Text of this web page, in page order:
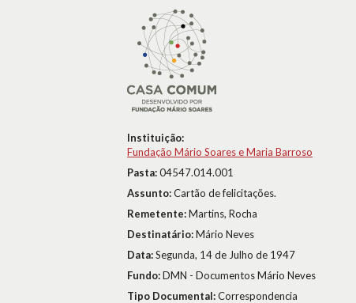
Instituição:
Fundação Mário Soares e Maria Barroso
Pasta:04547.014.001
Assunto:Cartão de felicitações.
Remetente:Martins, Rocha
Destinatário:Mário Neves
Data:Segunda, 14 de Julho de 1947
Fundo:DMN - Documentos Mário Neves
Tipo Documental:Correspondencia